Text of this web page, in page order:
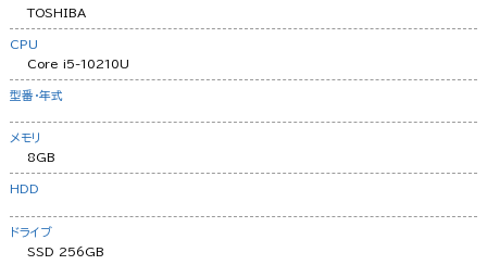
TOSHIBA
CPU
Core i5-10210U
型番・年式
メモリ
8GB
HDD
ドライブ
SSD 256GB